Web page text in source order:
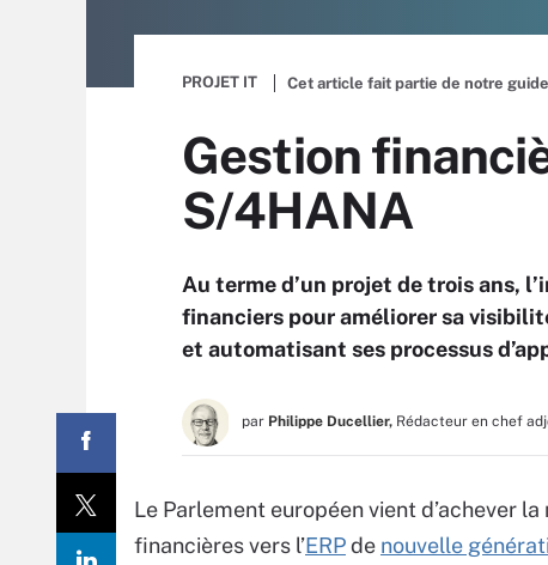
PROJET IT Cet article fait partie de notre
Gestion
S/4HANA
Au terme d’un projet de trois ans,
financiers pour améliorer sa
et automatisant ses processus
par Philippe Ducellier, Rédacteur en chef
Le Parlement européen vient d’achever
financières vers l’ERPde nouvelle